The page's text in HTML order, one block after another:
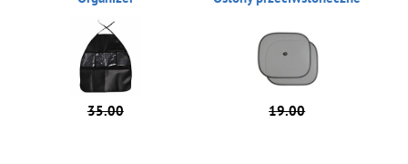
35.00 19.00